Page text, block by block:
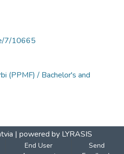
7/10665
(PPMF) / Bachelor's and
| powered by LYRASIS
End User
Send